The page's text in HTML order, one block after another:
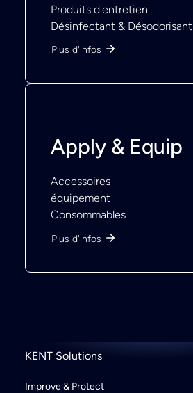
Produits d'entretien
Désinfectant & Désodorisant
Plus d'infos
Apply & Equip
Accessoires
équipement
Consommables
Plus d'infos
KENT Solutions
Improve & Protect